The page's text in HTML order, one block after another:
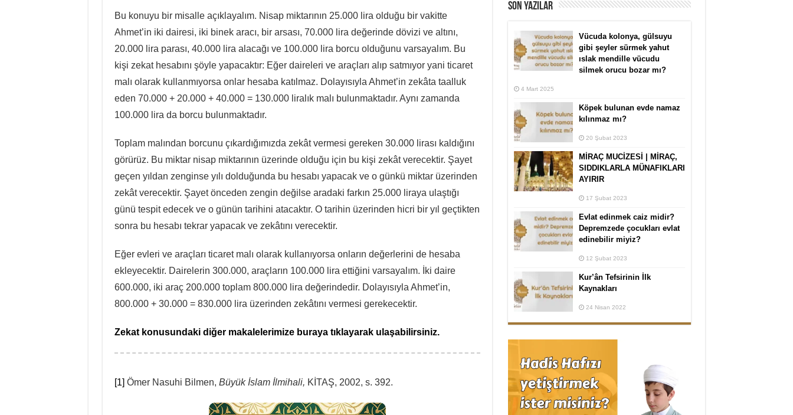
Bu konuyu bir misalle açıklayalım. Nisap miktarının 25.000 lira olduğu bir vakitte
Ahmet’in iki dairesi, iki binek aracı, bir arsası, 70.000 lira değerinde dövizi ve altını,
20.000 lira parası, 40.000 lira alacağı ve 100.000 lira borcu olduğunu varsayalım. Bu
kişi zekat hesabını şöyle yapacaktır: Eğer daireleri ve araçları alıp satmıyor yani ticaret
malı olarak kullanmıyorsa onlar hesaba katılmaz. Dolayısıyla Ahmet’in zekâta taalluk
eden 70.000 + 20.000 + 40.000 = 130.000 liralık malı bulunmaktadır. Aynı zamanda
100.000 lira da borcu bulunmaktadır.
Toplam malından borcunu çıkardığımızda zekât vermesi gereken 30.000 lirası kaldığını
görürüz. Bu miktar nisap miktarının üzerinde olduğu için bu kişi zekât verecektir. Şayet
geçen yıldan zenginse yılı dolduğunda bu hesabı yapacak ve o günkü miktar üzerinden
zekât verecektir. Şayet önceden zengin değilse aradaki farkın 25.000 liraya ulaştığı
günü tespit edecek ve o günün tarihini atacaktır. O tarihin üzerinden hicri bir yıl geçtikten
sonra bu hesabı tekrar yapacak ve zekâtını verecektir.
Eğer evleri ve araçları ticaret malı olarak kullanıyorsa onların değerlerini de hesaba
ekleyecektir. Dairelerin 300.000, araçların 100.000 lira ettiğini varsayalım. İki daire
600.000, iki araç 200.000 toplam 800.000 lira değerindedir. Dolayısıyla Ahmet’in,
800.000 + 30.000 = 830.000 lira üzerinden zekâtını vermesi gerekecektir.
Zekat konusundaki diğer makalelerimize buraya tıklayarak ulaşabilirsiniz.
[1] Ömer Nasuhi Bilmen, Büyük İslam İlmihali, KİTAŞ, 2002, s. 392.
SON YAZILAR
Vücuda kolonya, gülsuyu
gibi şeyler sürmek yahut
ıslak mendille vücudu
silmek orucu bozar mı?
4 Mart 2025
Köpek bulunan evde namaz
kılınmaz mı?
20 Şubat 2023
MİRAÇ MUCİZESİ | MİRAÇ,
SIDDIKLARLA MÜNAFIKLARI
AYIRIR
17 Şubat 2023
Evlat edinmek caiz midir?
Depremzede çocukları evlat
edinebilir miyiz?
12 Şubat 2023
Kur’ân Tefsirinin İlk
Kaynakları
24 Nisan 2022